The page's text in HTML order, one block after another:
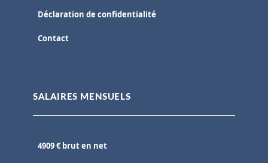
Déclaration de confidentialité
Contact
SALAIRES MENSUELS
4909 € brut en net